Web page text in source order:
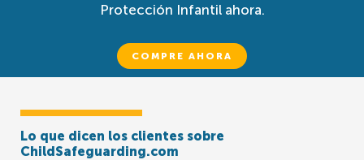
Protección Infantil ahora.
COMPRE AHORA
Lo que dicen los clientes sobre
ChildSafeguarding.com